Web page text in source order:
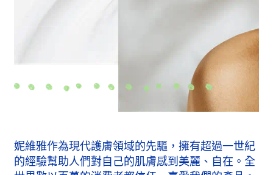
妮維雅作為現代護膚領域的先驅，擁有超過一世紀
的經驗幫助人們對自己的肌膚感到美麗、自在。全